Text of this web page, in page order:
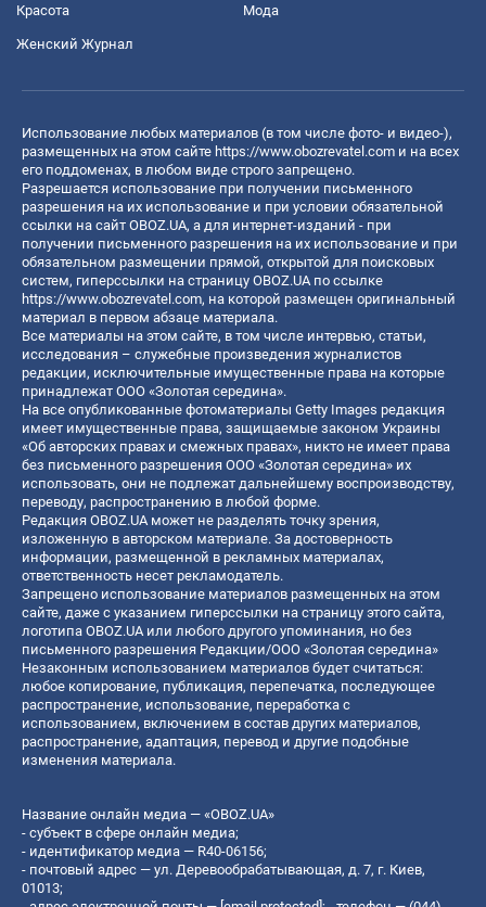
Красота Мода
Женский Журнал
Использование любых материалов (в том числе фото- и видео-),
размещенных на этом сайте https://www.obozrevatel.com и на всех
его поддоменах, в любом виде строго запрещено.
Разрешается использование при получении письменного
разрешения на их использование и при условии обязательной
ссылки на сайт OBOZ.UA, а для интернет-изданий - при
получении письменного разрешения на их использование и при
обязательном размещении прямой, открытой для поисковых
систем, гиперссылки на страницу OBOZ.UA по ссылке
https://www.obozrevatel.com, на которой размещен оригинальный
материал в первом абзаце материала.
Все материалы на этом сайте, в том числе интервью, статьи,
исследования – служебные произведения журналистов
редакции, исключительные имущественные права на которые
принадлежат ООО «Золотая середина».
На все опубликованные фотоматериалы Getty Images редакция
имеет имущественные права, защищаемые законом Украины
«Об авторских правах и смежных правах», никто не имеет права
без письменного разрешения ООО «Золотая середина» их
использовать, они не подлежат дальнейшему воспроизводству,
переводу, распространению в любой форме.
Редакция OBOZ.UA может не разделять точку зрения,
изложенную в авторском материале. За достоверность
информации, размещенной в рекламных материалах,
ответственность несет рекламодатель.
Запрещено использование материалов размещенных на этом
сайте, даже с указанием гиперссылки на страницу этого сайта,
логотипа OBOZ.UA или любого другого упоминания, но без
письменного разрешения Редакции/ООО «Золотая середина»
Незаконным использованием материалов будет считаться:
любое копирование, публикация, перепечатка, последующее
распространение, использование, переработка с
использованием, включением в состав других материалов,
распространение, адаптация, перевод и другие подобные
изменения материала.
Название онлайн медиа — «OBOZ.UA»
- субъект в сфере онлайн медиа;
- идентификатор медиа — R40-06156;
- почтовый адрес — ул. Деревообрабатывающая, д. 7, г. Киев,
01013;